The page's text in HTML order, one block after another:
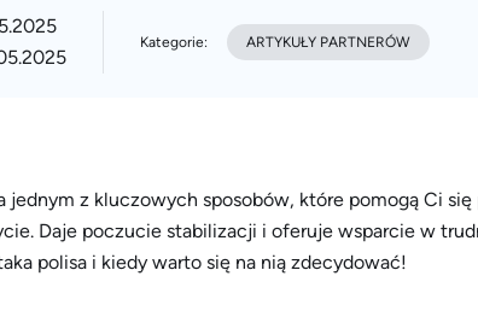
Kategorie: ARTYKUŁY PARTNERÓW
z kluczowych sposobów, które pomogą Ci się
Daje poczucie stabilizacji i oferuje wsparcie w
polisa i kiedy warto się na nią zdecydować!